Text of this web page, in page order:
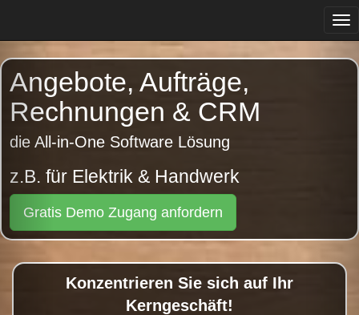
Angebote, Aufträge,
Rechnungen & CRM
die All-in-One Software Lösung
z.B. für Gärtner & Gartengestalter
Gratis Demo Zugang anfordern
Konzentrieren Sie sich auf Ihr
Kerngeschäft!